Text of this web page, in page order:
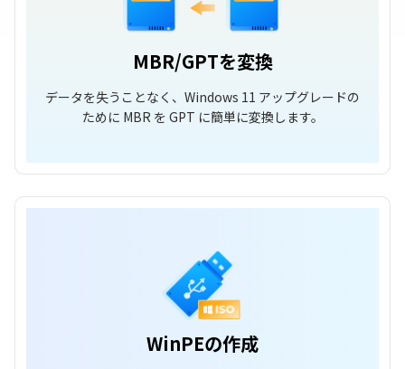
MBR/GPTを変換
データを失うことなく、Windows 11 アップグレードの
ために MBR を GPT に簡単に変換します。
WinPEの作成